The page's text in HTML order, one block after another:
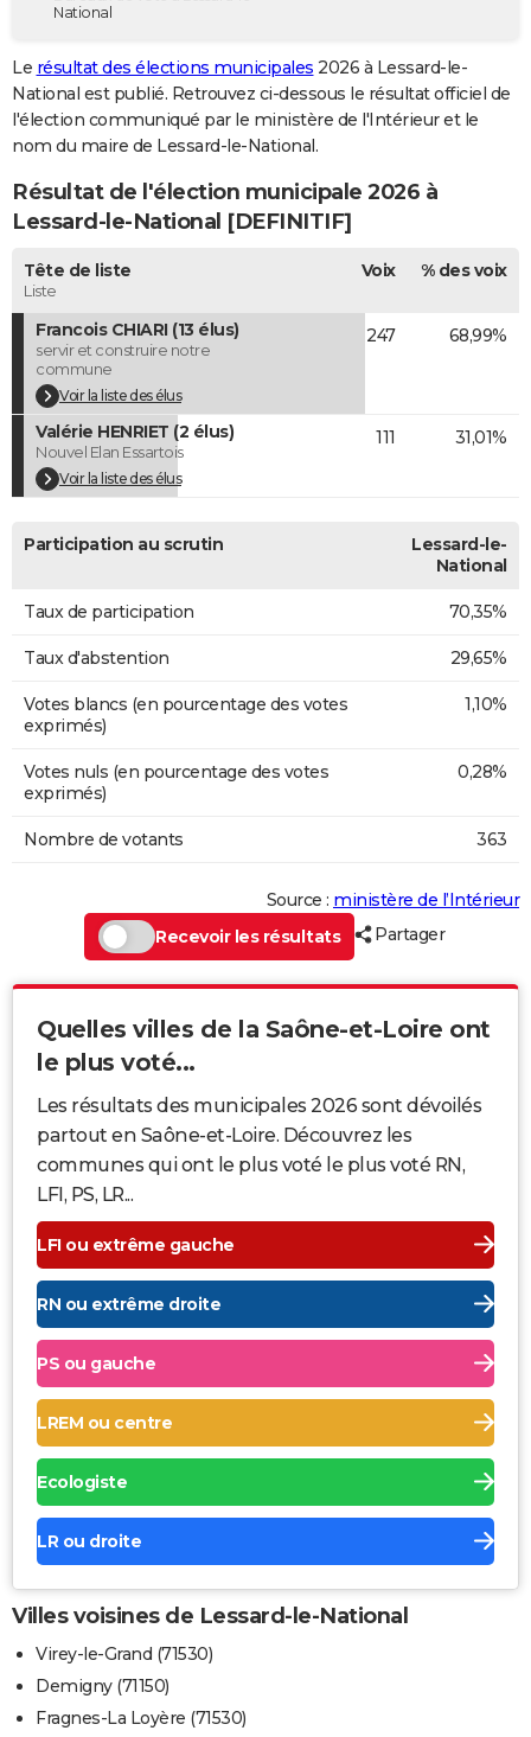
Destinations
City break
Voyage nature
Voyage de noces
Forum
GUIDES D'ACHAT
BONS PLANS
Carte de Noël
Carte Bonne année
Carte Saint-Valentin
Carte Pâques
Carte d'anniversaire
DICTIONNAIRE
Dictionnaire
Biographies
Citations
Expressions
Proverbes
PROGRAMME TV
COPAINS D'AVANT
S'inscrire
Se connecter
Lycées
Collèges
Primaires
Universités
Entreprises
Service militaire
Avis de recherche
AVIS DE DÉCÈS
FORUM
Bricolage
Lifestyle
Culture
Sport
Auto
Television
Voyage
Cinema
National
Le résultat des élections municipales 2026 à Lessard-le-
National est publié. Retrouvez ci-dessous le résultat officiel de
l'élection communiqué par le ministère de l'Intérieur et le
nom du maire de Lessard-le-National.
Résultat de l'élection municipale 2026 à
Lessard-le-National [DEFINITIF]
Tête de liste
Liste
Voix % des voix
Francois CHIARI (13 élus)
servir et construire notre
commune
Voir la liste des élus
247 68,99%
Valérie HENRIET (2 élus)
Nouvel Elan Essartois
Voir la liste des élus
111 31,01%
Participation au scrutin
Lessard-le-
National
Taux de participation 70,35%
Taux d'abstention 29,65%
Votes blancs (en pourcentage des votes
exprimés)
1,10%
Votes nuls (en pourcentage des votes
exprimés)
0,28%
Nombre de votants 363
Source : ministère de l’Intérieur
Recevoir les résultats
Partager
Quelles villes de la Saône-et-Loire ont
le plus voté...
Les résultats des municipales 2026 sont dévoilés
partout en Saône-et-Loire. Découvrez les
communes qui ont le plus voté le plus voté RN,
LFI, PS, LR...
LFI ou extrême gauche
RN ou extrême droite
PS ou gauche
LREM ou centre
Ecologiste
LR ou droite
Villes voisines de Lessard-le-National
Virey-le-Grand (71530)
Demigny (71150)
Fragnes-La Loyère (71530)